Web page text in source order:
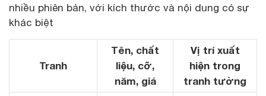
nhiều phiên bản, với kích thước và nội dung có sự
khác biệt
Tranh
Tên, chất
liệu, cỡ,
năm, giá
Vị trí xuất
hiện trong
tranh tường